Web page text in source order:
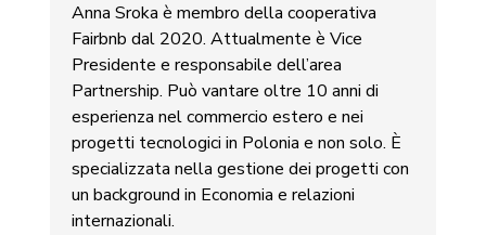
Anna Sroka è membro della cooperativa
Fairbnb dal 2020. Attualmente è Vice
Presidente e responsabile dell’area
Partnership. Può vantare oltre 10 anni di
esperienza nel commercio estero e nei
progetti tecnologici in Polonia e non solo. È
specializzata nella gestione dei progetti con
un background in Economia e relazioni
internazionali.